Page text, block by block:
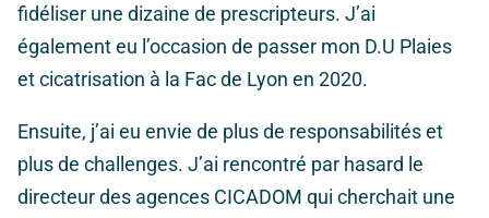
fidéliser une dizaine de prescripteurs. J’ai
également eu l’occasion de passer mon D.U Plaies
et cicatrisation à la Fac de Lyon en 2020.
Ensuite, j’ai eu envie de plus de responsabilités et
plus de challenges. J’ai rencontré par hasard le
directeur des agences CICADOM qui cherchait une